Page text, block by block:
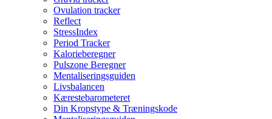
Ovulation tracker
Reflect
StressIndex
Period Tracker
Kalorieberegner
Pulszone Beregner
Mentaliseringsguiden
Livsbalancen
Kærestebarometeret
Din Kropstype & Træningskode